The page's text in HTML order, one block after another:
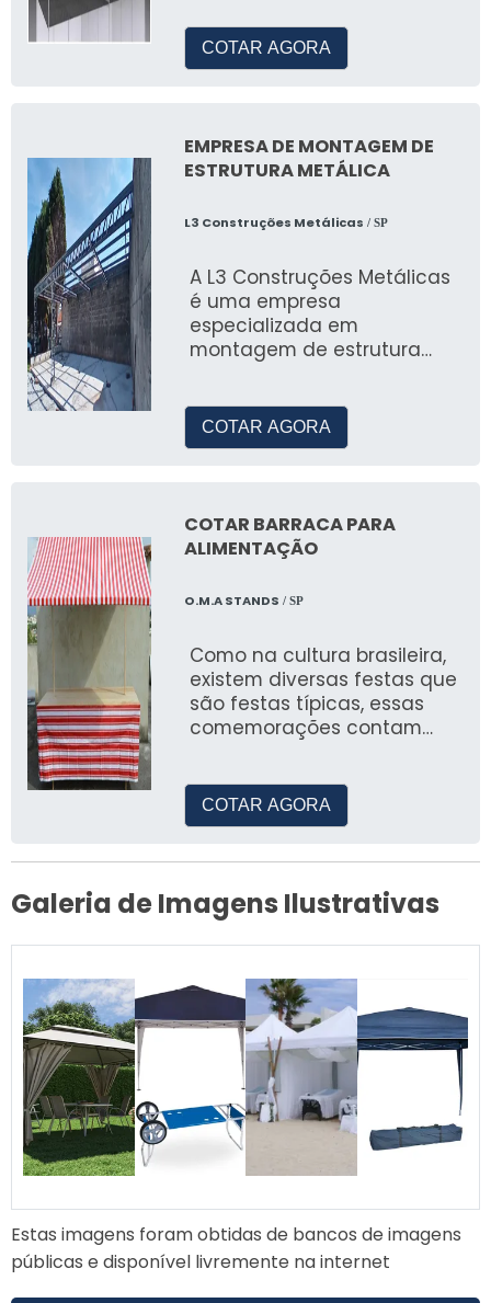
COTAR AGORA
EMPRESA DE MONTAGEM DE
ESTRUTURA METÁLICA
L3 Construções Metálicas / SP
A L3 Construções Metálicas
é uma empresa
especializada em
montagem de estrutura
COTAR AGORA
COTAR BARRACA PARA
ALIMENTAÇÃO
O.M.A STANDS / SP
Como na cultura brasileira,
existem diversas festas que
são festas típicas, essas
comemorações contam
COTAR AGORA
Galeria de Imagens Ilustrativas
Estas imagens foram obtidas de bancos de imagens
públicas e disponível livremente na internet